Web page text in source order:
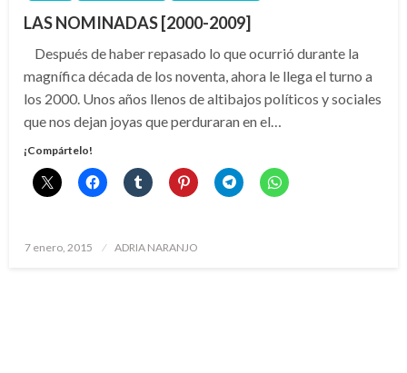
LAS NOMINADAS [2000-2009]
Después de haber repasado lo que ocurrió durante la
magnífica década de los noventa, ahora le llega el turno a
los 2000. Unos años llenos de altibajos políticos y sociales
que nos dejan joyas que perduraran en el…
¡Compártelo!
Publicado
7 enero, 2015 ADRIA NARANJO